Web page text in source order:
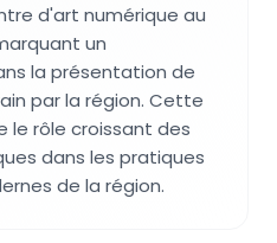
d'art numérique au
un
la présentation de
par la région. Cette
le rôle croissant des
dans les pratiques
de la région.